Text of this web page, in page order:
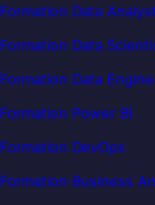
Formation Data Analyst
Formation Data
Formation Data
Formation Power BI
Formation DevOps
Formation Business